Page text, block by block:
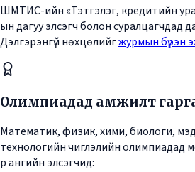
ШМТИС-ийн «Тэтгэлэг, кредитийн
ын дагуу элсэгч болон суралцагчдад
Дэлгэрэнгүй нөхцөлийгжурмын бүрэн
Олимпиадад амжилт
Математик, физик, хими, биологи,
технологийн чиглэлийн олимпиадад
р ангийн элсэгчид: